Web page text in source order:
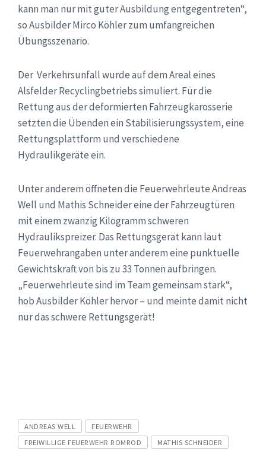
kann man nur mit guter Ausbildung entgegentreten“,
so Ausbilder Mirco Köhler zum umfangreichen
Übungsszenario.
Der Verkehrsunfall wurde auf dem Areal eines
Alsfelder Recyclingbetriebs simuliert. Für die
Rettung aus der deformierten Fahrzeugkarosserie
setzten die Übenden ein Stabilisierungssystem, eine
Rettungsplattform und verschiedene
Hydraulikgeräte ein.
Unter anderem öffneten die Feuerwehrleute Andreas
Well und Mathis Schneider eine der Fahrzeugtüren
mit einem zwanzig Kilogramm schweren
Hydraulikspreizer. Das Rettungsgerät kann laut
Feuerwehrangaben unter anderem eine punktuelle
Gewichtskraft von bis zu 33 Tonnen aufbringen.
„Feuerwehrleute sind im Team gemeinsam stark“,
hob Ausbilder Köhler hervor – und meinte damit nicht
nur das schwere Rettungsgerät!
Tags
ANDREAS WELL
FEUERWEHR
FREIWILLIGE FEUERWEHR ROMROD
MATHIS SCHNEIDER